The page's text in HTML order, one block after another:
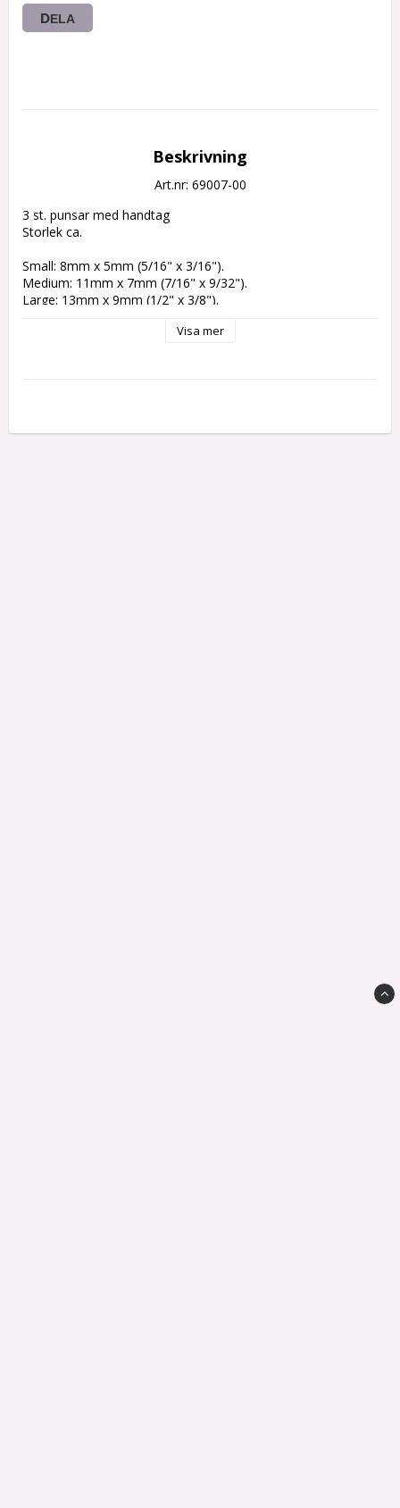
DELA
Beskrivning
Art.nr: 69007-00
3 st. punsar med handtag
Storlek ca.
Small: 8mm x 5mm (5/16" x 3/16").
Medium: 11mm x 7mm (7/16" x 9/32").
Large: 13mm x 9mm (1/2" x 3/8").
Visa mer